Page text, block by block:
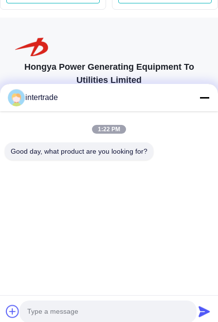
τουρμπίνας του Francis
Hongya Power Generating Equipment To
Utilities Limited
προσαρμοσμένες λύσεις για να ανταποκρίνονται στις απαιτήσεις των
86-28-37561966-8:00
Copyright © 2022-2026 Hongya Power Generating Equipment To Utilities
Limited. Όλα τα δικαιώματα διατηρούνται.
intertrade
1:22 PM
Good day, what product are you looking for?